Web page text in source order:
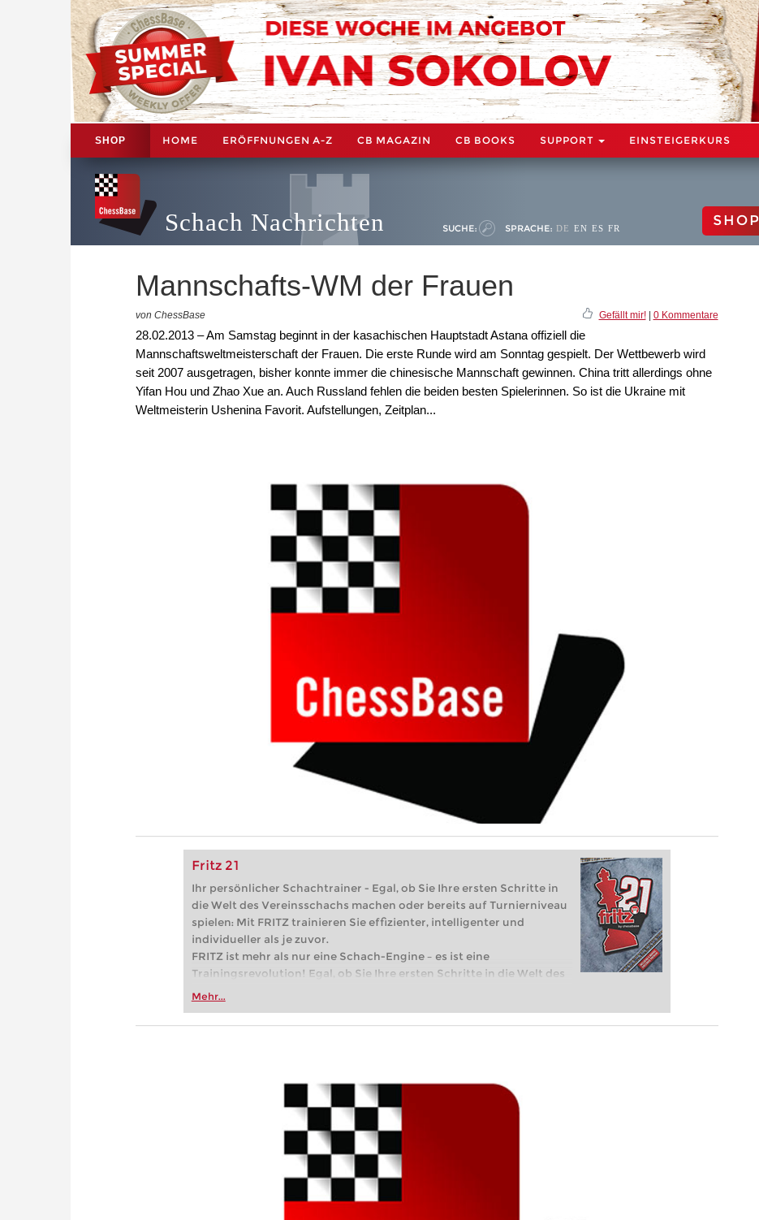
SHOP HOME ERÖFFNUNGEN A-Z CB MAGAZIN CB BOOKS SUPPORT EINSTEIGERKURS
Schach Nachrichten SUCHE: SPRACHE: DE EN ES FR SHOP
Mannschafts-WM der Frauen
von ChessBase Gefällt mir!| 0 Kommentare
28.02.2013 – Am Samstag beginnt in der kasachischen Hauptstadt Astana offiziell die
Mannschaftsweltmeisterschaft der Frauen. Die erste Runde wird am Sonntag gespielt. Der Wettbewerb wird
seit 2007 ausgetragen, bisher konnte immer die chinesische Mannschaft gewinnen. China tritt allerdings ohne
Yifan Hou und Zhao Xue an. Auch Russland fehlen die beiden besten Spielerinnen. So ist die Ukraine mit
Weltmeisterin Ushenina Favorit. Aufstellungen, Zeitplan...
Fritz 21
Ihr persönlicher Schachtrainer - Egal, ob Sie Ihre ersten Schritte in
die Welt des Vereinsschachs machen oder bereits auf Turnierniveau
spielen: Mit FRITZ trainieren Sie effizienter, intelligenter und
individueller als je zuvor.
FRITZ ist mehr als nur eine Schach-Engine – es ist eine
Trainingsrevolution! Egal, ob Sie Ihre ersten Schritte in die Welt des
Vereinsschachs machen oder bereits auf Turnierniveau spielen: Mit
zuvor.
Mehr...